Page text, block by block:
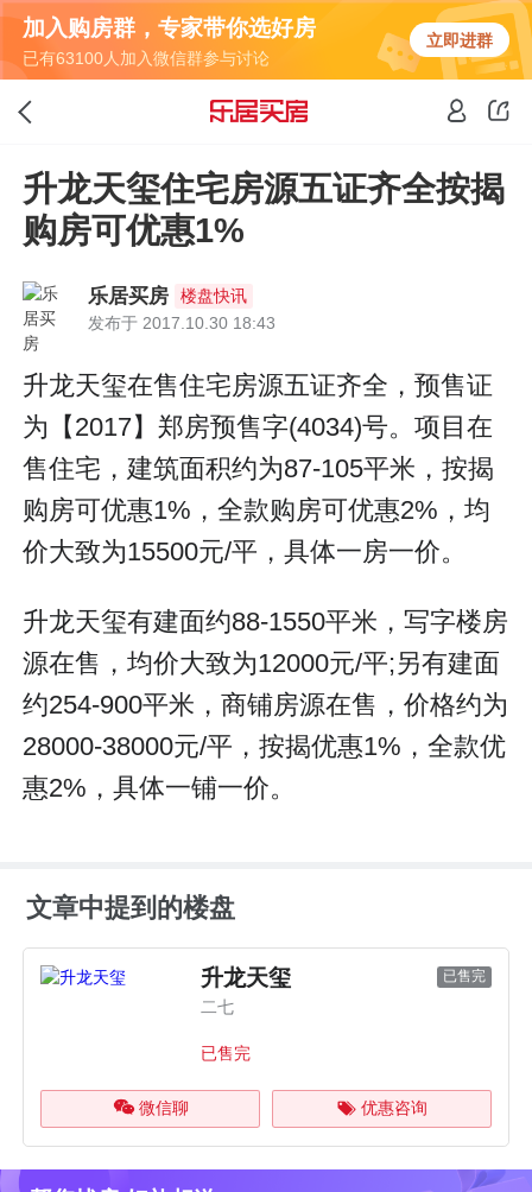
加入购房群，专家带你选好房
已有63100人加入微信群参与讨论
立即进群
升龙天玺住宅房源五证齐全按揭
购房可优惠1%
乐居买房
楼盘快讯
发布于 2017.10.30 18:43
升龙天玺在售住宅房源五证齐全，预售证
为【2017】郑房预售字(4034)号。项目在
售住宅，建筑面积约为87-105平米，按揭
购房可优惠1%，全款购房可优惠2%，均
价大致为15500元/平，具体一房一价。
升龙天玺有建面约88-1550平米，写字楼房
源在售，均价大致为12000元/平;另有建面
约254-900平米，商铺房源在售，价格约为
28000-38000元/平，按揭优惠1%，全款优
惠2%，具体一铺一价。
文章中提到的楼盘
升龙天玺 已售完
二七
已售完
微信聊 优惠咨询